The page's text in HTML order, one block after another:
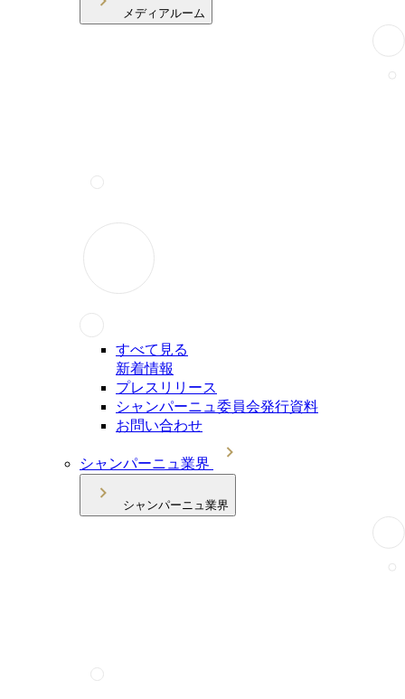
メディアルーム
すべて見る
新着情報
プレスリリース
シャンパーニュ委員会発行資料
お問い合わせ
シャンパーニュ業界
シャンパーニュ業界